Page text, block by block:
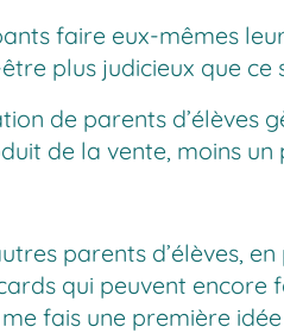
faire eux-mêmes
plus judicieux que
de parents
de la vente, moins un
parents d’élèves,
qui peuvent
fais une première